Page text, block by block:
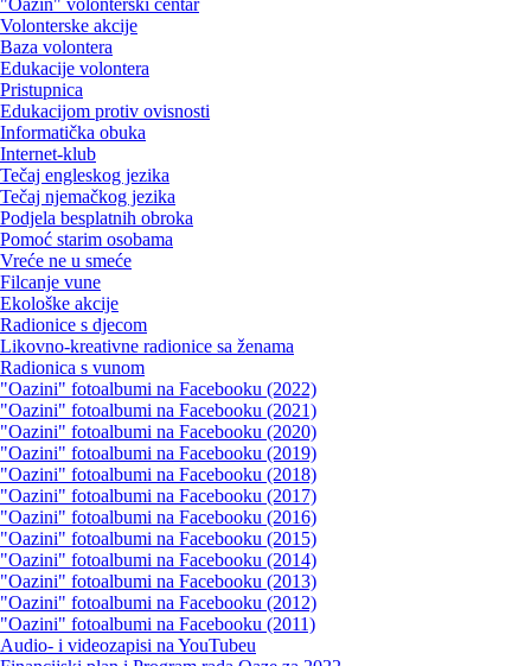
"Oazin" volonterski centar
Volonterske akcije
Baza volontera
Edukacije volontera
Pristupnica
Edukacijom protiv ovisnosti
Informatička obuka
Internet-klub
Tečaj engleskog jezika
Tečaj njemačkog jezika
Podjela besplatnih obroka
Pomoć starim osobama
Vreće ne u smeće
Filcanje vune
Ekološke akcije
Radionice s djecom
Likovno-kreativne radionice sa ženama
Radionica s vunom
"Oazini" fotoalbumi na Facebooku (2022)
"Oazini" fotoalbumi na Facebooku (2021)
"Oazini" fotoalbumi na Facebooku (2020)
"Oazini" fotoalbumi na Facebooku (2019)
"Oazini" fotoalbumi na Facebooku (2018)
"Oazini" fotoalbumi na Facebooku (2017)
"Oazini" fotoalbumi na Facebooku (2016)
"Oazini" fotoalbumi na Facebooku (2015)
"Oazini" fotoalbumi na Facebooku (2014)
"Oazini" fotoalbumi na Facebooku (2013)
"Oazini" fotoalbumi na Facebooku (2012)
"Oazini" fotoalbumi na Facebooku (2011)
Audio- i videozapisi na YouTubeu